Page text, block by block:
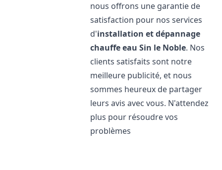
nous offrons une garantie de
satisfaction pour nos services
d'installation et dépannage
chauffe eau Sin le Noble. Nos
clients satisfaits sont notre
meilleure publicité, et nous
sommes heureux de partager
leurs avis avec vous. N'attendez
plus pour résoudre vos
problèmes